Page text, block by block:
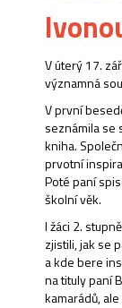
V úterý 17.
významná
V první
seznámila se
kniha.
prvotní
Poté paní
školní věk.
I žáci 2.
zjistili, jak se
a kde bere
na tituly paní
kamarádů,